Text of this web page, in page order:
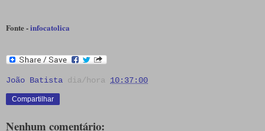
Fonte -infocatolica
João Batista dia/hora 10:37:00
Compartilhar
Nenhum comentário: